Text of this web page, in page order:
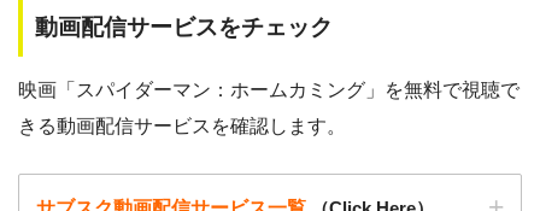
す。
動画配信サービスをチェック
映画「スパイダーマン：ホームカミング」を無料で視聴で
きる動画配信サービスを確認します。